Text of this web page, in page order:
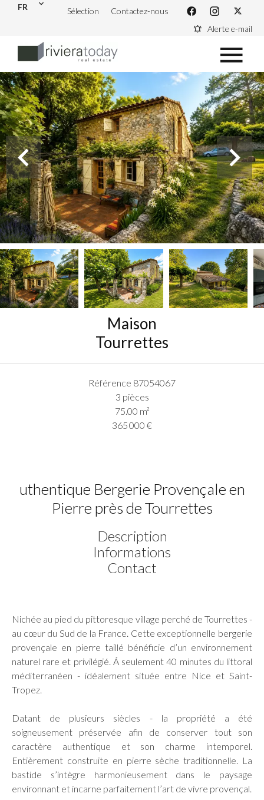
FR Sélection
Contactez-nous
Alerte e-mail
Maison
Tourrettes
Référence 87054067
3 pièces
75.00 m²
365 000 €
uthentique Bergerie Provençale en
Pierre près de Tourrettes
Description
Informations
Contact
Nichée au pied du pittoresque village perché de Tourrettes -
au cœur du Sud de la France. Cette exceptionnelle bergerie
provençale en pierre taillé bénéficie d’un environnement
naturel rare et privilégié. Á seulement 40 minutes du littoral
méditerranéen - idéalement située entre Nice et Saint-
Tropez.
Datant de plusieurs siècles - la propriété a été
soigneusement préservée afin de conserver tout son
caractère authentique et son charme intemporel.
Entièrement construite en pierre sèche traditionnelle. La
bastide s’intègre harmonieusement dans le paysage
environnant et incarne parfaitement l’art de vivre provençal.